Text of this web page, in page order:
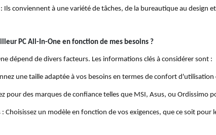
Ils conviennent à une variété de tâches, de la bureautique au design
PC All-In-One en fonction de mes besoins ?
dépend de divers facteurs. Les informations clés à considérer sont :
une taille adaptée à vos besoins en termes de confort
pour des marques de confiance telles que MSI, Asus, ou Ordissimo
Choisissez un modèle en fonction de vos exigences, que ce soit pour